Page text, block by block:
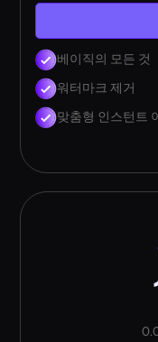
베이직의 모든 것
워터마크 제거
맞춤형 인스턴트